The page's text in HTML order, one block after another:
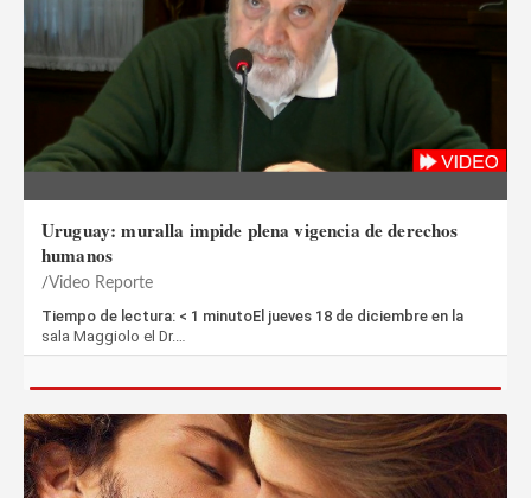
Uruguay: muralla impide plena vigencia de derechos
humanos
Video Reporte
Tiempo de lectura: < 1 minutoEl jueves 18 de diciembre en la
sala Maggiolo el Dr.…